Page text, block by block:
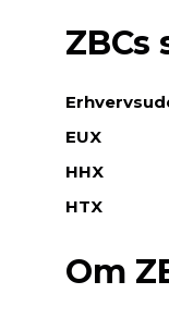
ZBCs
EUX
HHX
HTX
Om